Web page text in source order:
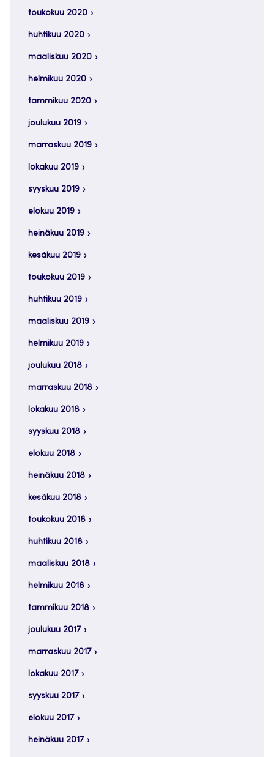
toukokuu 2020
huhtikuu 2020
maaliskuu 2020
helmikuu 2020
tammikuu 2020
joulukuu 2019
marraskuu 2019
lokakuu 2019
syyskuu 2019
elokuu 2019
heinäkuu 2019
kesäkuu 2019
toukokuu 2019
huhtikuu 2019
maaliskuu 2019
helmikuu 2019
joulukuu 2018
marraskuu 2018
lokakuu 2018
syyskuu 2018
elokuu 2018
heinäkuu 2018
kesäkuu 2018
toukokuu 2018
huhtikuu 2018
maaliskuu 2018
helmikuu 2018
tammikuu 2018
joulukuu 2017
marraskuu 2017
lokakuu 2017
syyskuu 2017
elokuu 2017
heinäkuu 2017